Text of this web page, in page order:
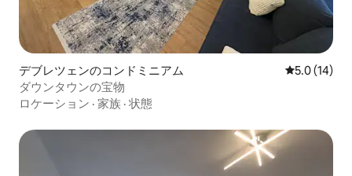
デブレツェンのコンドミニアム レビュー14
5.0 (14)
ダウンタウンの宝物
ロケーション · 家族 · 状態